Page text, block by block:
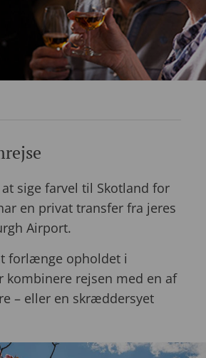
sige farvel til Skotland for
en privat transfer fra jeres
Airport.
forlænge opholdet i
kombinere rejsen med en af
– eller en skræddersyet